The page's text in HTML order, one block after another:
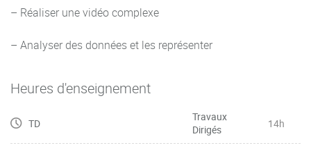
– Réaliser une vidéo complexe
– Analyser des données et les représenter
Heures d'enseignement
TD
Travaux
Dirigés
14h